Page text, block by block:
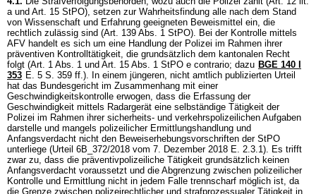
a und Art. 15 StPO), setzen zur Wahrheitsfindung alle nach dem Stand
von Wissenschaft und Erfahrung geeigneten Beweismittel ein, die
rechtlich zulässig sind (Art. 139 Abs. 1 StPO). Bei der Kontrolle mittels
AFV handelt es sich um eine Handlung der Polizei im Rahmen ihrer
präventiven Kontrolltätigkeit, die grundsätzlich dem kantonalen Recht
folgt (Art. 1 Abs. 1 und Art. 15 Abs. 1 StPO e contrario; dazu BGE 140 I
353 E. 5 S. 359 ff.). In einem jüngeren, nicht amtlich publizierten Urteil
hat das Bundesgericht im Zusammenhang mit einer
Geschwindigkeitskontrolle erwogen, dass die Erfassung der
Geschwindigkeit mittels Radargerät eine selbständige Tätigkeit der
Polizei im Rahmen ihrer sicherheits- und verkehrspolizeilichen Aufgaben
darstelle und mangels polizeilicher Ermittlungshandlung und
Anfangsverdacht nicht den Beweiserhebungsvorschriften der StPO
unterliege (Urteil 6B_372/2018 vom 7. Dezember 2018 E. 2.3.1). Es trifft
zwar zu, dass die präventivpolizeiliche Tätigkeit grundsätzlich keinen
Anfangsverdacht voraussetzt und die Abgrenzung zwischen polizeilicher
Kontrolle und Ermittlung nicht in jedem Falle trennscharf möglich ist, da
die Grenze zwischen polizeirechtlicher und strafprozessualer Tätigkeit in